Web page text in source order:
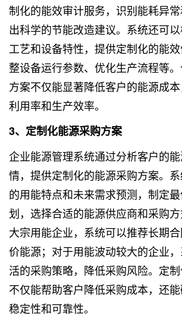
制化的能效审计服务，识别能耗异
出科学的节能改造建议。系统还可
工艺和设备特性，提供定制化的能
整设备运行参数、优化生产流程等
方案不仅能显著降低客户的能源成
利用率和生产效率。
3、定制化能源采购方案
企业能源管理系统通过分析客户的
情，提供定制化的能源采购方案。
的用能特点和未来需求预测，制定
划，选择合适的能源供应商和采购
大宗用能企业，系统可以推荐长期
价能源；对于用能波动较大的企业
活的采购策略，降低采购风险。定
不仅能帮助客户降低采购成本，还
稳定性和可靠性。